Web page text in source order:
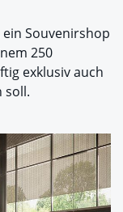
Souvenirshop
250
exklusiv auch
soll.